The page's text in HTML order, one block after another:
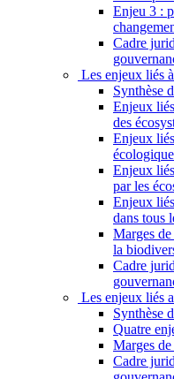
Enjeu 3 :
Cadre
Les enjeux liés
Synthèse
Enjeux
des
Enjeux
Enjeux
par les
Enjeux
dans tous
Marges
la
Cadre
Les enjeux liés
Synthèse
Quatre
Marges
Cadre